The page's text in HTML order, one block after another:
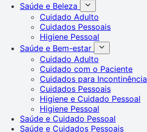
Saúde e Beleza
Cuidado Adulto
Cuidados Pessoais
Higiene Pessoal
Saúde e Bem-estar
Cuidado Adulto
Cuidado com o Paciente
Cuidados para Incontinência
Cuidados Pessoais
Higiene e Cuidado Pessoal
Higiene Pessoal
Saúde e Cuidado Pessoal
Saúde e Cuidados Pessoais